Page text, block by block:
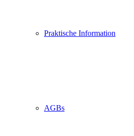
Praktische Information
AGBs